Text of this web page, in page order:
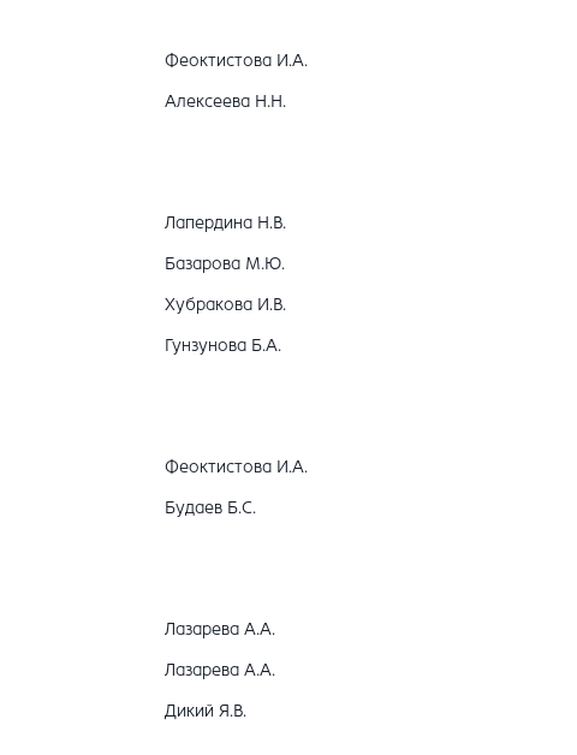
Феоктистова И.А.
Алексеева Н.Н.
Лапердина Н.В.
Базарова М.Ю.
Хубракова И.В.
Гунзунова Б.А.
Феоктистова И.А.
Будаев Б.С.
Лазарева А.А.
Лазарева А.А.
Дикий Я.В.